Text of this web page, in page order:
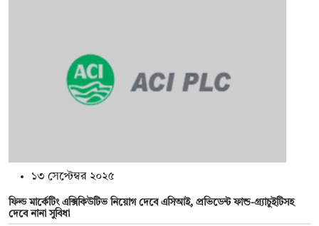
১৩ সেপ্টেম্বর ২০২৫
ফিল্ড মার্কেটিং এক্সিকিউটিভ নিয়োগ দেবে এসিআই, প্রভিডেন্ট ফান্ড-গ্র্যাচুইটিসহ
দেবে নানা সুবিধা